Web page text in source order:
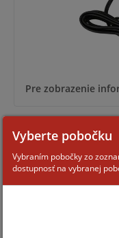
Pre zobrazenie
Vyberte pobočku
Vybraním pobočky zo
dostupnosť na vybranej